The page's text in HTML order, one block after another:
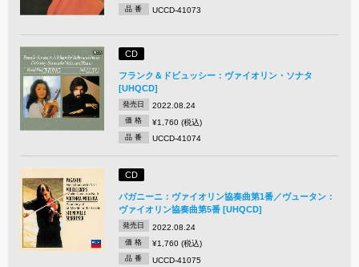
品 番 UCCD-41073
CD
フランク＆ドビュッシー：ヴァイオリン・ソナタ
[UHQCD]
発売日 2022.08.24
価 格 ¥1,760 (税込)
品 番 UCCD-41074
CD
パガニーニ：ヴァイオリン協奏曲第1番／ヴュータン：
ヴァイオリン協奏曲第5番 [UHQCD]
発売日 2022.08.24
価 格 ¥1,760 (税込)
品 番 UCCD-41075